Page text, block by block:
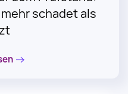
schadet als